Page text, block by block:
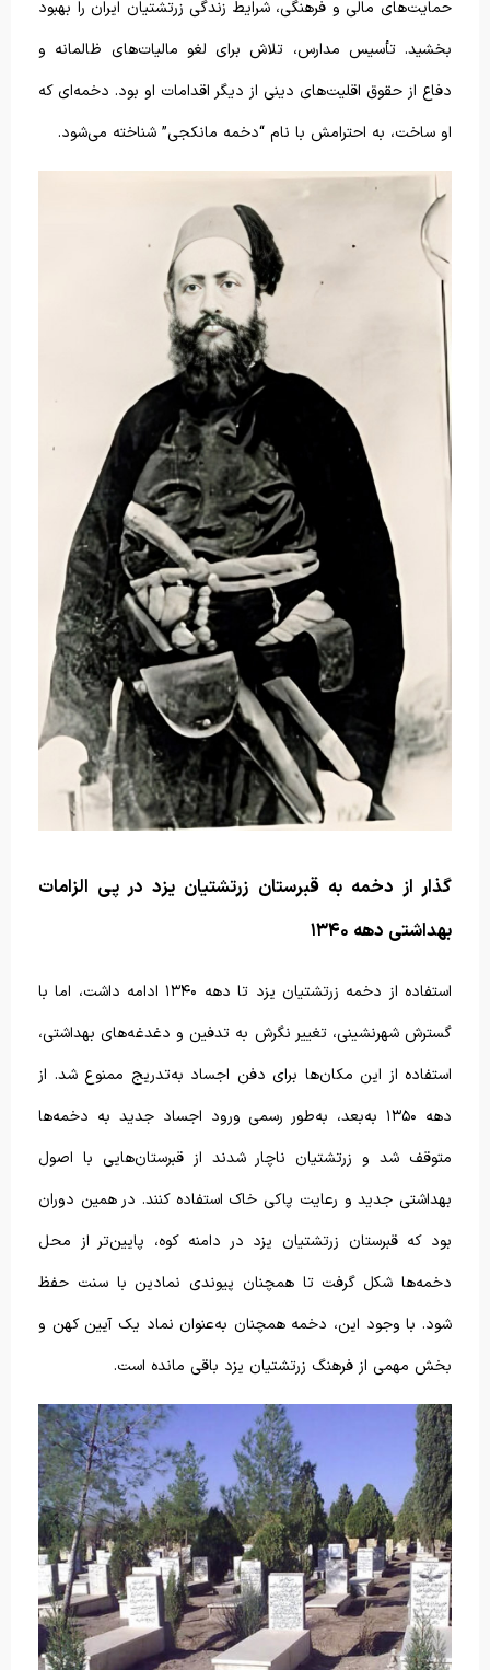
حمایت‌های مالی و فرهنگی، شرایط زندگی زرتشتیان ایران را بهبود
بخشید. تأسیس مدارس، تلاش برای لغو مالیات‌های ظالمانه و
دفاع از حقوق اقلیت‌های دینی از دیگر اقدامات او بود. دخمه‌ای که
او ساخت، به احترامش با نام “دخمه مانکجی” شناخته می‌شود.
گذار از دخمه به قبرستان زرتشتیان یزد در پی الزامات
بهداشتی دهه ۱۳۴۰
استفاده از دخمه زرتشتیان یزد تا دهه ۱۳۴۰ ادامه داشت، اما با
گسترش شهرنشینی، تغییر نگرش به تدفین و دغدغه‌های بهداشتی،
استفاده از این مکان‌ها برای دفن اجساد به‌تدریج ممنوع شد. از
دهه ۱۳۵۰ به‌بعد، به‌طور رسمی ورود اجساد جدید به دخمه‌ها
متوقف شد و زرتشتیان ناچار شدند از قبرستان‌هایی با اصول
بهداشتی جدید و رعایت پاکی خاک استفاده کنند. در همین دوران
بود که قبرستان زرتشتیان یزد در دامنه کوه، پایین‌تر از محل
دخمه‌ها شکل گرفت تا همچنان پیوندی نمادین با سنت حفظ
شود. با وجود این، دخمه همچنان به‌عنوان نماد یک آیین کهن و
بخش مهمی از فرهنگ زرتشتیان یزد باقی مانده است.